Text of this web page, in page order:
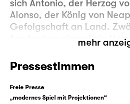
sich Antonio, der Herzog
Alonso, der König von
Gefolgschaft an Land.
fand schon einmal ein
diesem Ufer Zuflucht.
Name allerdings Prospero
Bruder des heutigen
Hinterhältig war er gestürzt
mit seiner Tochter aus der
mehr
Pressestimmen
Freie Presse
„modernes Spiel mit Projektionen“